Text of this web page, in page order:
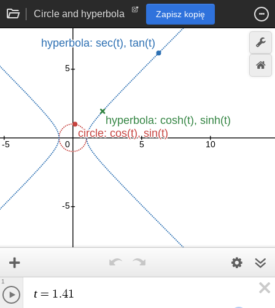
Circle and hyperbola Zapisz kopię
t = 1.41
1